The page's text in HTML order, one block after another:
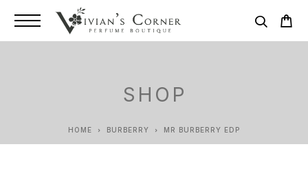
SHOP
HOME BURBERRY MR BURBERRY EDP